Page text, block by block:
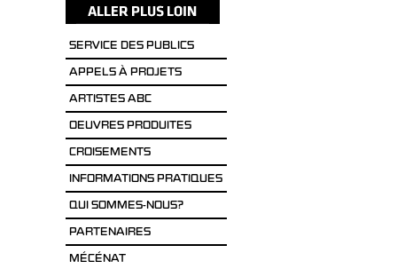
SERVICE DES PUBLICS
APPELS À PROJETS
ARTISTES ABC
OEUVRES PRODUITES
CROISEMENTS
INFORMATIONS PRATIQUES
QUI SOMMES-NOUS?
PARTENAIRES
MÉCÉNAT